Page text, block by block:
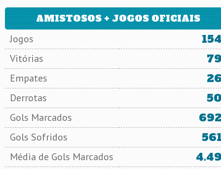
AMISTOSOS + JOGOS OFICIAIS
Jogos
Vitórias
Empates
Derrotas
Gols Marcados
Gols Sofridos
Média de Gols Marcados